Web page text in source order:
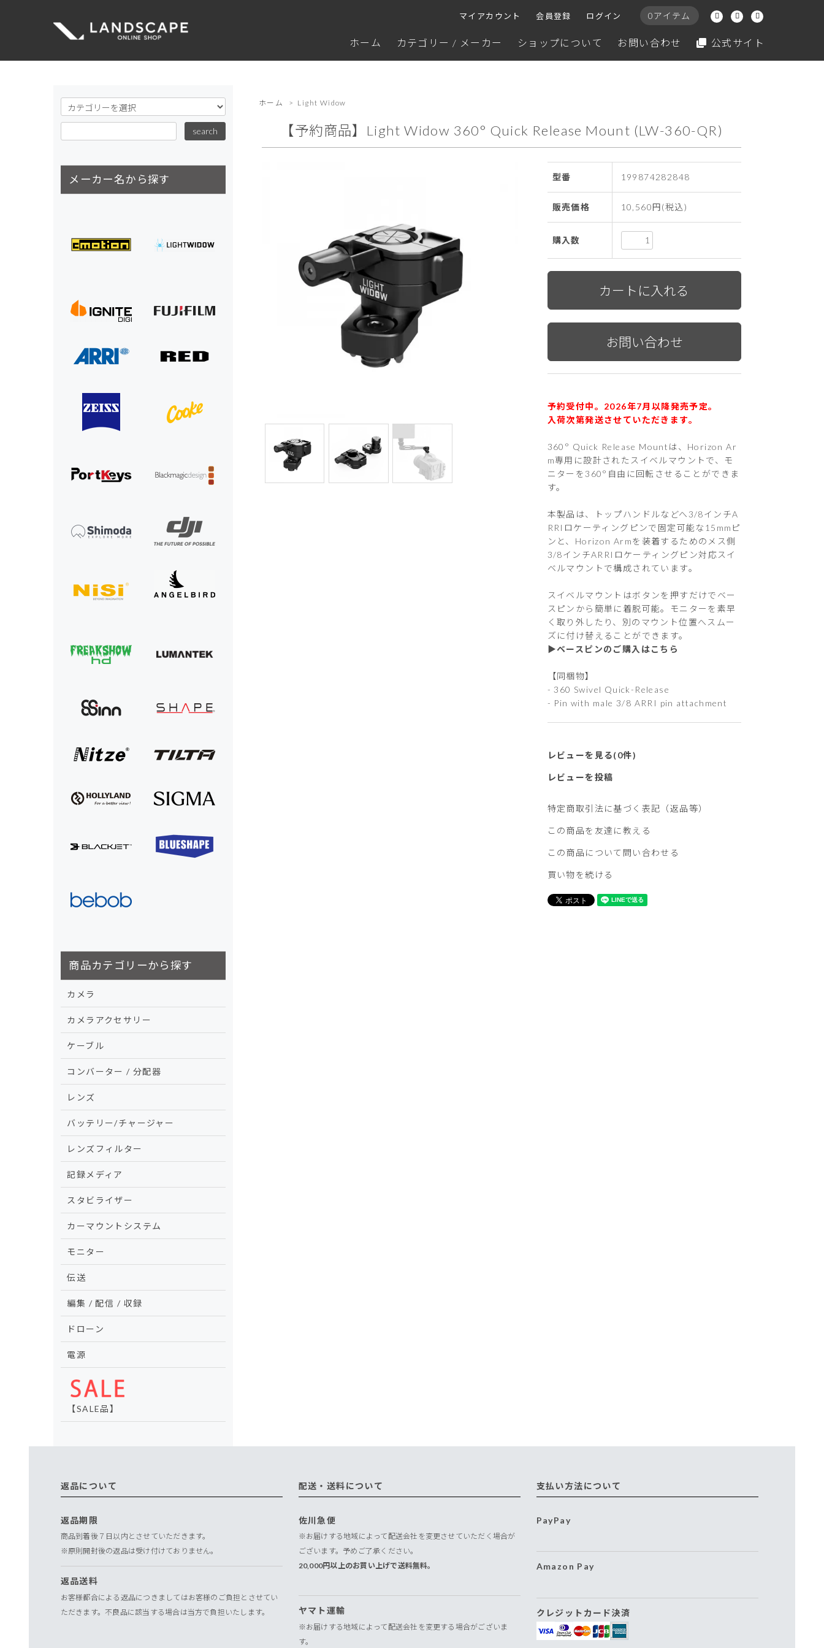
0アイテム
マイアカウント 会員登録 ログイン
ホーム カテゴリー / メーカー ショップについて お問い合わせ 公式サイト
ホーム > Light Widow
【予約商品】Light Widow 360° Quick Release Mount (LW-360-QR)
型番 199874282848
販売価格 10,560円(税込)
購入数
予約受付中。2026年7月以降発売予定。
入荷次第発送させていただきます。
360° Quick Release Mountは、Horizon Ar
m専用に設計されたスイベルマウントで、モ
ニターを360°自由に回転させることができま
す。
本製品は、トップハンドルなどへ3/8インチA
RRIロケーティングピンで固定可能な15mmピ
ンと、Horizon Armを装着するためのメス側
3/8インチARRIロケーティングピン対応スイ
ベルマウントで構成されています。
スイベルマウントはボタンを押すだけでベー
スピンから簡単に着脱可能。モニターを素早
く取り外したり、別のマウント位置へスムー
ズに付け替えることができます。
▶︎ベースピンのご購入はこちら
【同梱物】
- 360 Swivel Quick-Release
- Pin with male 3/8 ARRI pin attachment
レビューを見る(0件)
レビューを投稿
特定商取引法に基づく表記（返品等）
この商品を友達に教える
この商品について問い合わせる
買い物を続ける
メーカー名から探す
商品カテゴリーから探す
カメラ
カメラアクセサリー
ケーブル
コンバーター / 分配器
レンズ
バッテリー/チャージャー
レンズフィルター
記録メディア
スタビライザー
カーマウントシステム
モニター
伝送
編集 / 配信 / 収録
ドローン
電源
【SALE品】
返品について
返品期限
商品到着後７日以内とさせていただきます。
※原則開封後の返品は受け付けておりません。
返品送料
お客様都合による返品につきましてはお客様のご負担とさせてい
ただきます。不良品に該当する場合は当方で負担いたします。
配送・送料について
佐川急便
※お届けする地域によって配送会社を変更させていただく場合が
ございます。予めご了承ください。
20,000円以上のお買い上げで送料無料。
ヤマト運輸
※お届けする地域によって配送会社を変更する場合がございま
す。
支払い方法について
PayPay
Amazon Pay
クレジットカード決済